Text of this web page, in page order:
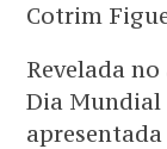
Cotrim
Revelada
Dia Mundial